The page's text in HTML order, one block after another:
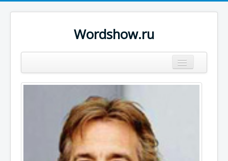
Wordshow.ru
Популярные цитаты
Авторы
Поиск